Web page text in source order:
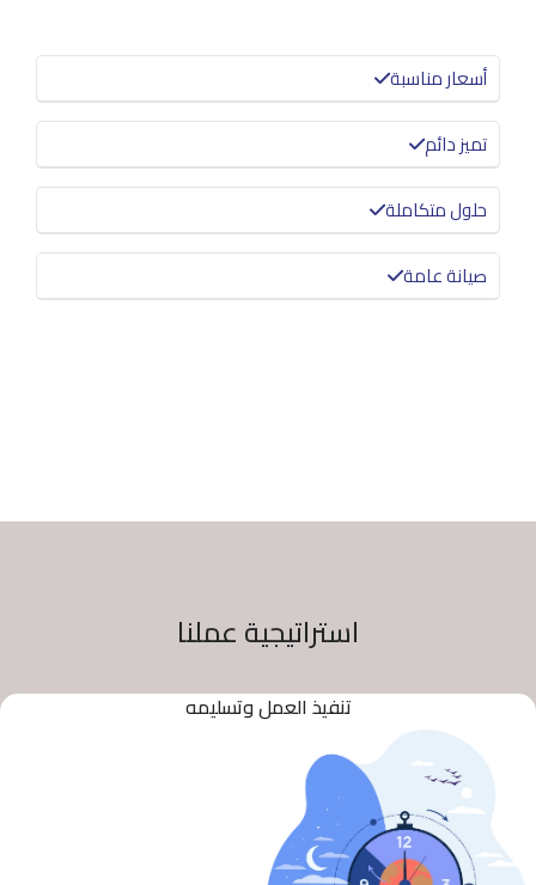
أسعار مناسبة
تميز دائم
حلول متكاملة
صيانة عامة
استراتيجية عملنا
تنفيذ العمل وتسليمه